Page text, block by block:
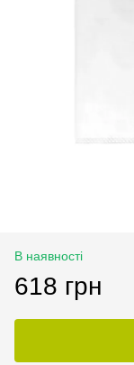
В наявності
618 грн